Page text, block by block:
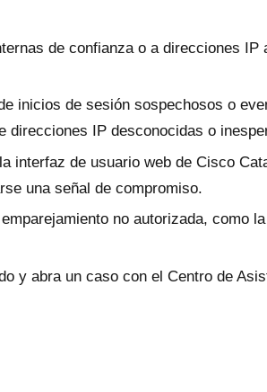
de confianza o a direcciones IP
inicios de sesión sospechosos o
direcciones IP desconocidas o
interfaz de usuario web de Cisco
una señal de compromiso.
no autorizada, como
y abra un caso con el Centro de